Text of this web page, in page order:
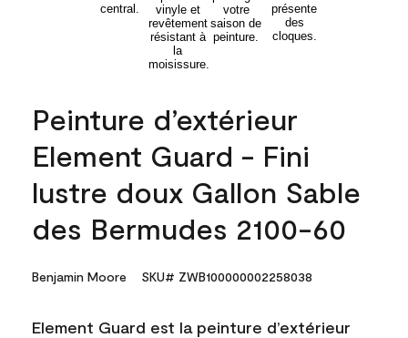
Peinture d’extérieur
Element Guard - Fini
lustre doux Gallon Sable
des Bermudes 2100-60
Benjamin Moore SKU# ZWB100000002258038
Element Guard est la peinture d’extérieur